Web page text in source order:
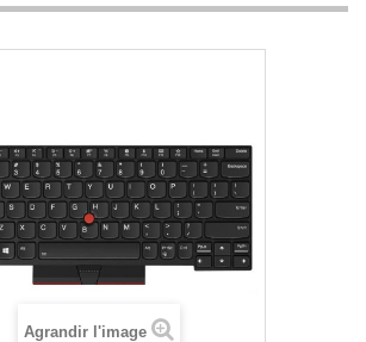
Agrandir l'image